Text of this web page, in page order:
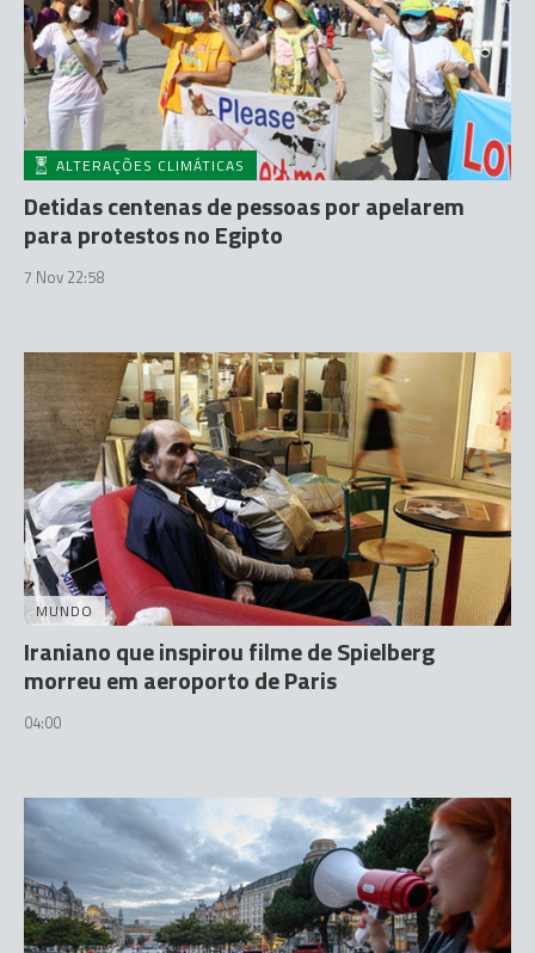
ALTERAÇÕES CLIMÁTICAS
Detidas centenas de pessoas por apelarem
para protestos no Egipto
7 Nov 22:58
MUNDO
Iraniano que inspirou filme de Spielberg
morreu em aeroporto de Paris
04:00